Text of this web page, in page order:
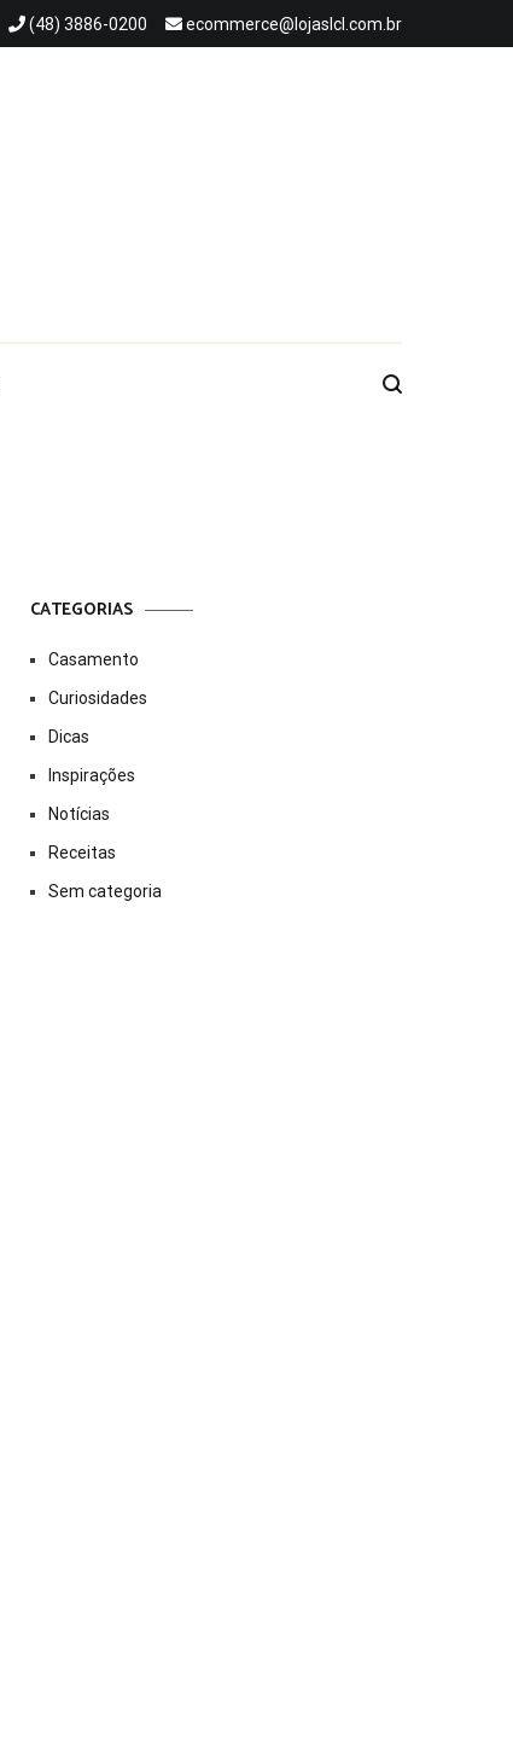
(48) 3886-0200 ecommerce@lojaslcl.com.br
CATEGORIAS
Casamento
Curiosidades
Dicas
Inspirações
Notícias
Receitas
Sem categoria